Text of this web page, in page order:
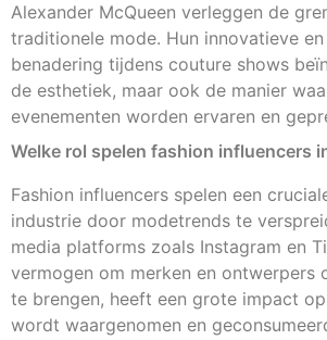
Alexander McQueen verleggen de
traditionele mode. Hun innovatieve
benadering tijdens couture shows
de esthetiek, maar ook de manier
evenementen worden ervaren en
Welke rol spelen fashion influencers
Fashion influencers spelen een
industrie door modetrends te
media platforms zoals Instagram en
vermogen om merken en ontwerpers
te brengen, heeft een grote impact
wordt waargenomen en